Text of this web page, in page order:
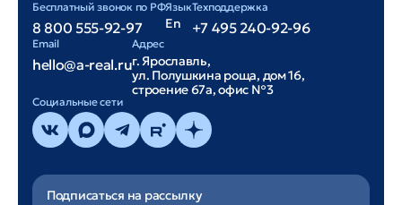
Бесплатный звонок по РФ
8 800 555-92-97
Язык
En
Техподдержка
+7 495 240-92-96
Email
hello@a-real.ru
Адрес
г. Ярославль,
ул. Полушкина роща, дом 16,
строение 67а, офис №3
Cоциальные сети
Подписаться на рассылку